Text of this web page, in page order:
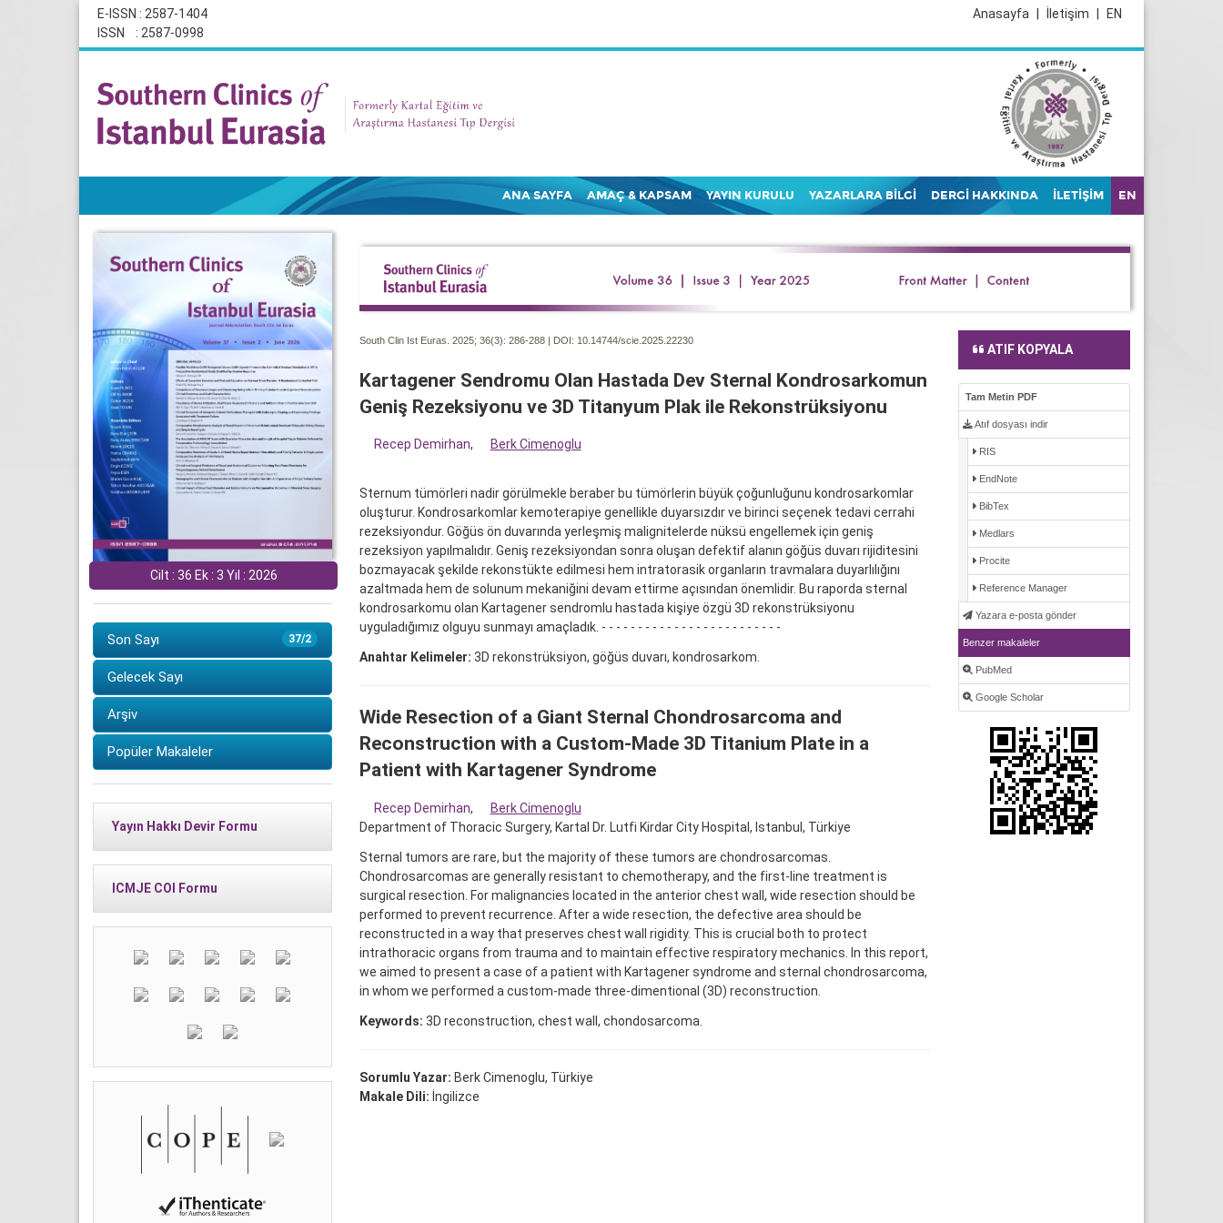
E-ISSN : 2587-1404
ISSN : 2587-0998
EN
İletişim
Anasayfa
ANA SAYFA AMAÇ & KAPSAM YAYIN KURULU YAZARLARA BİLGİ DERGİ HAKKINDA İLETİŞİM EN
Cilt : 36 Ek : 3 Yıl : 2026
37/2
Son Sayı
Gelecek Sayı
Arşiv
Popüler Makaleler
Yayın Hakkı Devir Formu
ICMJE COI Formu
South Clin Ist Euras. 2025; 36(3): 286-288 | DOI: 10.14744/scie.2025.22230
Kartagener Sendromu Olan Hastada Dev Sternal Kondrosarkomun
Geniş Rezeksiyonu ve 3D Titanyum Plak ile Rekonstrüksiyonu
Recep Demirhan, Berk Cimenoglu
Sternum tümörleri nadir görülmekle beraber bu tümörlerin büyük çoğunluğunu kondrosarkomlar
oluşturur. Kondrosarkomlar kemoterapiye genellikle duyarsızdır ve birinci seçenek tedavi cerrahi
rezeksiyondur. Göğüs ön duvarında yerleşmiş malignitelerde nüksü engellemek için geniş
rezeksiyon yapılmalıdır. Geniş rezeksiyondan sonra oluşan defektif alanın göğüs duvarı rijiditesini
bozmayacak şekilde rekonstükte edilmesi hem intratorasik organların travmalara duyarlılığını
azaltmada hem de solunum mekaniğini devam ettirme açısından önemlidir. Bu raporda sternal
kondrosarkomu olan Kartagener sendromlu hastada kişiye özgü 3D rekonstrüksiyonu
uyguladığımız olguyu sunmayı amaçladık. - - - - - - - - - - - - - - - - - - - - - - - - -
Anahtar Kelimeler: 3D rekonstrüksiyon, göğüs duvarı, kondrosarkom.
Wide Resection of a Giant Sternal Chondrosarcoma and
Reconstruction with a Custom-Made 3D Titanium Plate in a
Patient with Kartagener Syndrome
Recep Demirhan,
Berk Cimenoglu
Department of Thoracic Surgery, Kartal Dr. Lutfi Kirdar City Hospital, Istanbul, Türkiye
Sternal tumors are rare, but the majority of these tumors are chondrosarcomas.
Chondrosarcomas are generally resistant to chemotherapy, and the first-line treatment is
surgical resection. For malignancies located in the anterior chest wall, wide resection should be
performed to prevent recurrence. After a wide resection, the defective area should be
reconstructed in a way that preserves chest wall rigidity. This is crucial both to protect
intrathoracic organs from trauma and to maintain effective respiratory mechanics. In this report,
we aimed to present a case of a patient with Kartagener syndrome and sternal chondrosarcoma,
in whom we performed a custom-made three-dimentional (3D) reconstruction.
Keywords: 3D reconstruction, chest wall, chondosarcoma.
Sorumlu Yazar: Berk Cimenoglu, Türkiye
Makale Dili: İngilizce
ATIF KOPYALA
Tam Metin PDF
Atıf dosyası indir
RIS
EndNote
BibTex
Medlars
Procite
Reference Manager
Yazara e-posta gönder
Benzer makaleler
PubMed
Google Scholar